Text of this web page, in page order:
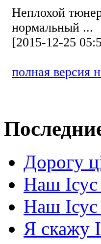
Неплохой
нормальный ...
[2015-12-25
полная версия
Дорогу
Наш
Наш
Я скажу